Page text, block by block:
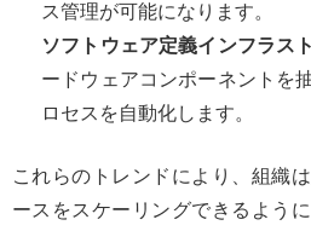
ス管理が可能になります。
ソフトウェア定義インフラス
ードウェアコンポーネントを
ロセスを自動化します。
これらのトレンドにより、組織
ースをスケーリングできるよう